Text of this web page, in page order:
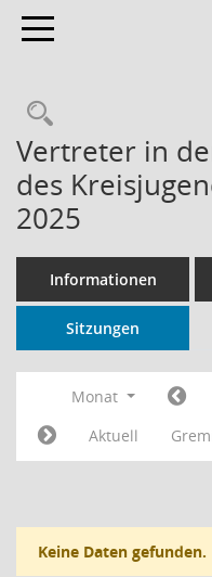
Toggle navigation
Vertreter in
des
2025
Informationen
Sitzungen
Monat
Aktuell
Keine Daten gefunden.